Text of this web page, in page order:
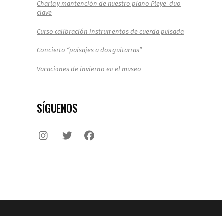
Charla y mantención de nuestro piano Pleyel duo
clave
Curso calibración instrumentos de cuerda pulsada
Concierto “paisajes a dos guitarras”
Vacaciones de invierno en el museo
SÍGUENOS